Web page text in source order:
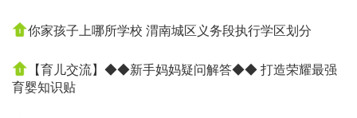
你家孩子上哪所学校 渭南城区义务段执行学区划分
【育儿交流】◆◆新手妈妈疑问解答◆◆ 打造荣耀最强
育婴知识贴